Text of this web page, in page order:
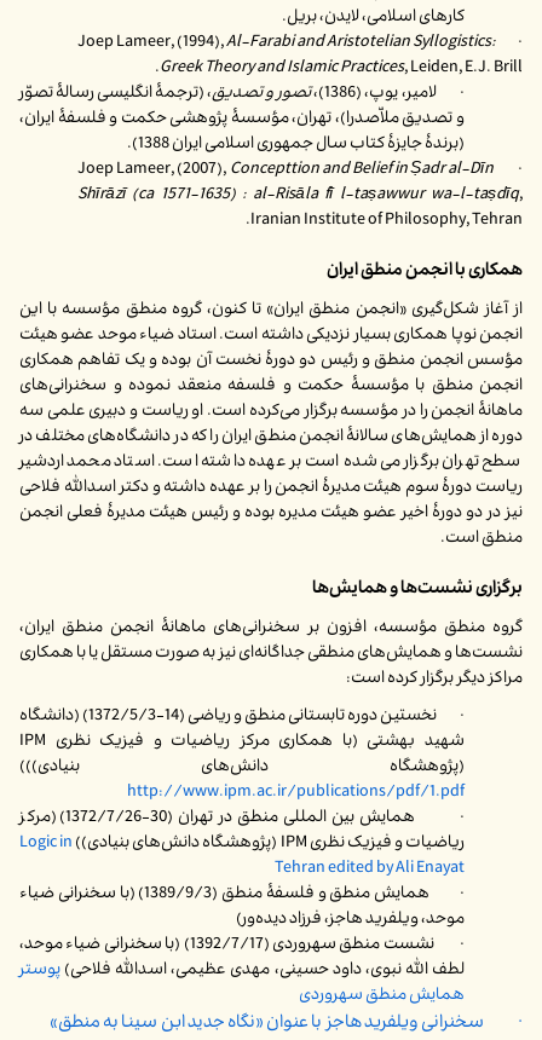
کارهای اسلامی، لایدن، بریل.
· Joep Lameer, (1994),
Al-Farabi and Aristotelian Syllogistics:
Greek Theory and Islamic Practices, Leiden, E.J. Brill.
· لامیر، یوپ، (1386)،
تصور و تصدیق، (ترجمۀ انگلیسی رسالۀ تصوّر
و تصدیق ملاّصدرا)، تهران، مؤسسۀ پژوهشی حکمت و فلسفۀ ایران،
(برندۀ جایزۀ کتاب سال جمهوری اسلامی ایران 1388).
· Joep Lameer, (2007),
Concepttion and Belief inṢadr al-Dīn
Shīrāzī(ca 1571-1635) : al-Risāla fī l-taṣawwur wa-l-taṣdīq
Iranian Institute of Philosophy, Tehran.
همکاری با انجمن منطق ایران
از آغاز شکل‌گیری «انجمن منطق ایران» تا کنون، گروه منطق مؤسسه با این
انجمن نوپا همکاری بسیار نزدیکی داشته است. استاد ضیاء موحد عضو هیئت
مؤسس انجمن منطق و رئیس دو دورۀ نخست آن بوده و یک تفاهم همکاری
انجمن منطق با مؤسسۀ حکمت و فلسفه منعقد نموده و سخنرانی‌های
ماهانۀ انجمن را در مؤسسه برگزار می‌کرده است. او ریاست و دبیری علمی سه
دوره از همایش‌های سالانۀ انجمن منطق ایران را که در دانشگاه‌های مختلف در
سطح تهران برگزار می‌شده است بر عهده داشته است. استاد محمد اردشیر
ریاست دورۀ سوم هیئت مدیرۀ انجمن را بر عهده داشته و دکتر اسدالله فلاحی
نیز در دو دورۀ اخیر عضو هیئت مدیره بوده و رئیس هیئت مدیرۀ فعلی انجمن
منطق است.
برگزاری نشست‌ها و همایش‌ها
گروه منطق مؤسسه، افزون بر سخنرانی‌های ماهانۀ انجمن منطق ایران،
نشست‌ها و همایش‌های منطقی جداگانه‌ای نیز به صورت مستقل یا با همکاری
مراکز دیگر برگزار کرده است:
· نخستین دوره تابستانی منطق و ریاضی (14-1372/5/3) (دانشگاه
شهید بهشتی (با همکاری مرکز ریاضیات و فیزیک نظری IPM
(پژوهشگاه دانش‌های بنیادی)))
http://www.ipm.ac.ir/publications/pdf/1.pdf
· همایش بین المللی منطق در تهران (30-1372/7/26) (مرکز
ریاضیات و فیزیک نظری IPM (پژوهشگاه دانش‌های بنیادی))
Logic in
Tehran edited by Ali Enayat
· همایش منطق و فلسفۀ منطق (1389/9/3) (با سخنرانی ضیاء
موحد، ویلفرید هاجز، فرزاد دیده‌ور)
· نشست منطق سهروردی (1392/7/17) (با سخنرانی ضیاء موحد،
لطف الله نبوی، داود حسینی، مهدی عظیمی، اسدالله فلاحی)پوستر
همایش منطق سهروردی
· سخنرانی ویلفرید هاجز با عنوان «نگاه جدید ابن سینا به منطق»